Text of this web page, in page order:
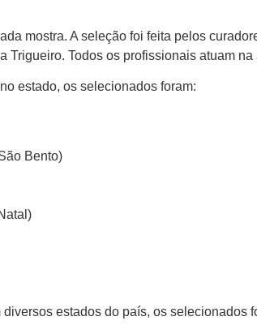
mostra. A seleção foi feita pelos
Todos os profissionais atuam
estado, os selecionados foram:
Bento)
estados do país, os selecionados